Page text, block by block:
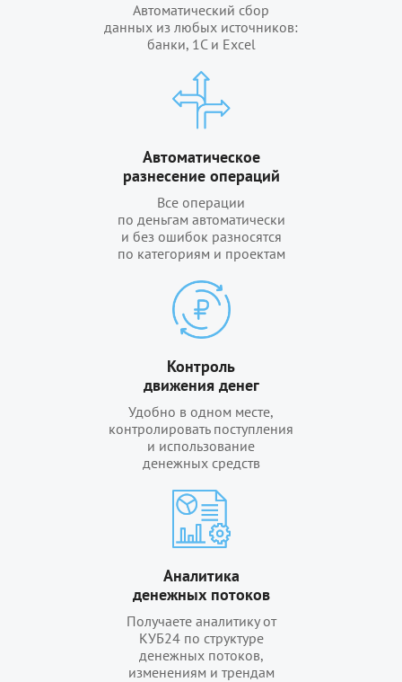
Автоматический сбор
данных из любых источников:
банки, 1С и Excel
Автоматическое
разнесение операций
Все операции
по деньгам автоматически
и без ошибок разносятся
по категориям и проектам
Контроль
движения денег
Удобно в одном месте,
контролировать поступления
и использование
денежных средств
Аналитика
денежных потоков
Получаете аналитику от
КУБ24 по структуре
денежных потоков,
изменениям и трендам